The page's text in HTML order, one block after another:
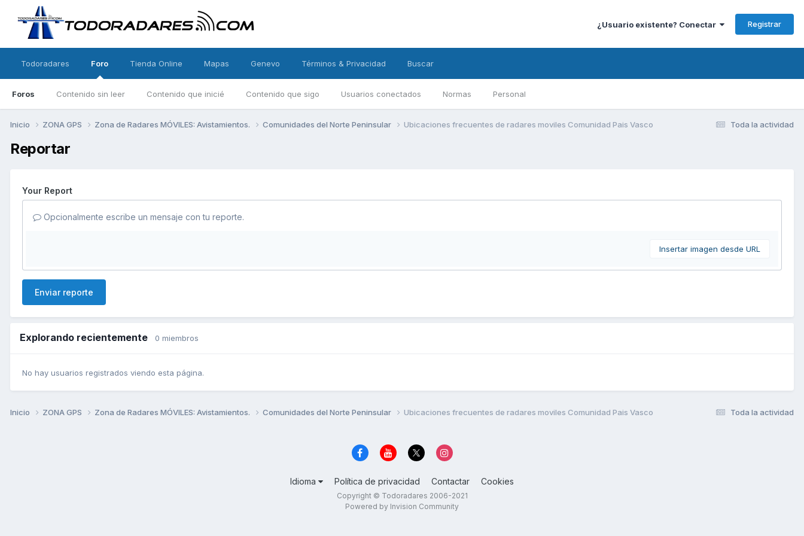
¿Usuario existente? Conectar Registrar
Todoradares Foro
Foros Contenido sin leer Contenido que inicié Contenido que sigo Usuarios conectados Normas Personal
Tienda Online Mapas Genevo Términos & Privacidad Buscar
Toda la actividad
Inicio ZONA GPS Zona de Radares MÓVILES: Avistamientos. Comunidades del Norte Peninsular Ubicaciones frecuentes de radares moviles Comunidad Pais Vasco
Reportar
Your Report
Opcionalmente escribe un mensaje con tu reporte.
Insertar imagen desde URL
Enviar reporte
Explorando recientemente 0 miembros
No hay usuarios registrados viendo esta página.
Toda la actividad
Inicio ZONA GPS Zona de Radares MÓVILES: Avistamientos. Comunidades del Norte Peninsular Ubicaciones frecuentes de radares moviles Comunidad Pais Vasco
Idioma Política de privacidad Contactar Cookies
Copyright © Todoradares 2006-2021
Powered by Invision Community